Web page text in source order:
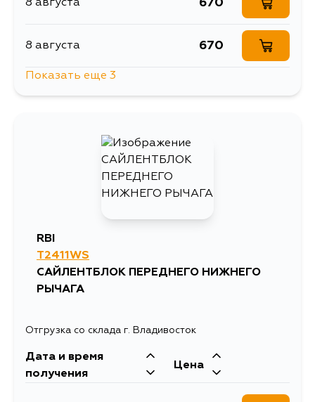
8 августа 670
8 августа 670
Показать еще 3
RBI
T2411WS
САЙЛЕНТБЛОК ПЕРЕДНЕГО НИЖНЕГО
РЫЧАГА
Отгрузка со склада г. Владивосток
Дата и время
получения
Цена